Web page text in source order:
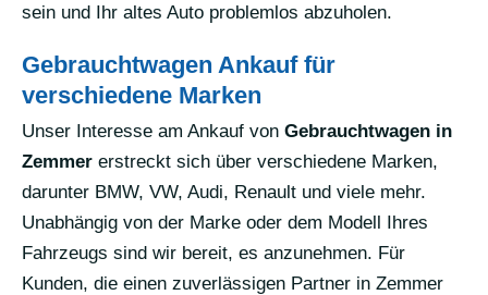
sein und Ihr altes Auto problemlos abzuholen.
Gebrauchtwagen Ankauf für
verschiedene Marken
Unser Interesse am Ankauf von Gebrauchtwagen in
Zemmer erstreckt sich über verschiedene Marken,
darunter BMW, VW, Audi, Renault und viele mehr.
Unabhängig von der Marke oder dem Modell Ihres
Fahrzeugs sind wir bereit, es anzunehmen. Für
Kunden, die einen zuverlässigen Partner in Zemmer